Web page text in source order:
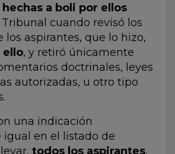
a boli por ellos
Tribunal cuando revisó los
los aspirantes, que lo hizo,
ello, y retiró únicamente
doctrinales, leyes
autorizadas, u otro tipo
una indicación
en el listado de
todos los aspirantes,